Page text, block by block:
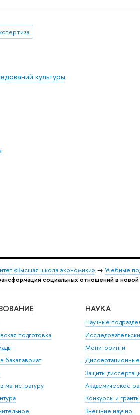
культуры
«Высшая школа экономики» → Учебные
социальных отношений в
подготовка
бакалавриат
магистратуру
НАУКА
Научные
Мониторинги
Защиты
Академическое
Конкурсы и гранты
Внешние научно-